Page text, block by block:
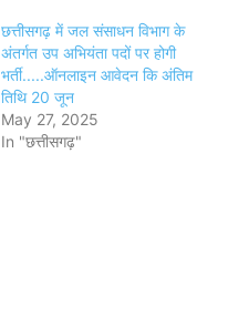
छत्तीसगढ़ में जल संसाधन विभाग के
अंतर्गत उप अभियंता पदों पर होगी
भर्ती.....ऑनलाइन आवेदन कि अंतिम
तिथि 20 जून
May 27, 2025
In "छत्तीसगढ़"